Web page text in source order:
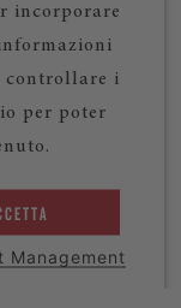
incorporare
controllare i
per poter
Management